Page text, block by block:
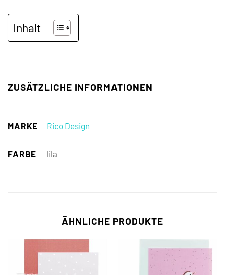
Inhalt
ZUSÄTZLICHE INFORMATIONEN
MARKE Rico Design
FARBE lila
ÄHNLICHE PRODUKTE